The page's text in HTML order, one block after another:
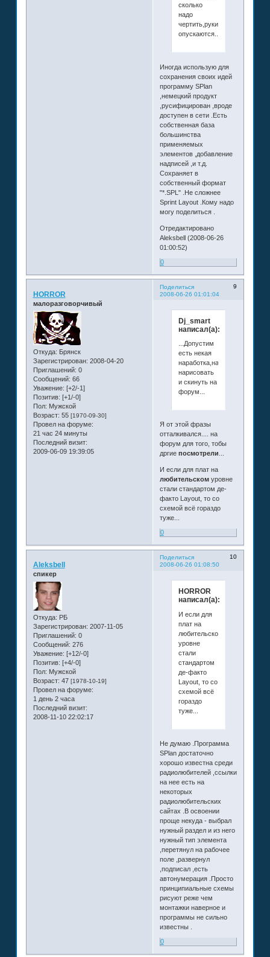
сколько
надо
чертить,руки
опускаются...
Иногда использую для
сохранения своих идей
программу SPlan
,немецкий продукт
,русифицирован ,вроде
доступен в сети .Есть
собственная база
большинства
применяемых
элементов ,добавление
надписей ,и т.д.
Сохраняет в
собственный формат
"*.SPL" .Не сложнее
Sprint Layout .Кому надо
могу поделиться .
Отредактировано
Aleksbell (2008-06-26
01:00:52)
0
Поделиться
9
2008-06-26 01:01:04
HORROR
малоразговорчивый
Откуда: Брянск
Зарегистрирован: 2008-04-20
Приглашений: 0
Сообщений: 66
Уважение: [+2/-1]
Позитив: [+1/-0]
Пол: Мужской
Возраст: 55 [1970-09-30]
Провел на форуме:
21 час 24 минуты
Последний визит:
2009-06-09 19:39:05
Dj_smart
написал(а):
...Допустим
есть некая
наработка,надо
нарисовать
и скинуть на
форум...
Я от этой фразы
отталкивался.... на
форум для того, тобы
дргие посмотрели...
И если для плат на
любительскомуровне
стали стандартом де-
факто Layout, то со
схемой всё гораздо
туже...
0
Поделиться
10
2008-06-26 01:08:50
Aleksbell
спикер
Откуда: РБ
Зарегистрирован: 2007-11-05
Приглашений: 0
Сообщений: 276
Уважение: [+12/-0]
Позитив: [+4/-0]
Пол: Мужской
Возраст: 47 [1978-10-19]
Провел на форуме:
1 день 2 часа
Последний визит:
2008-11-10 22:02:17
HORROR
написал(а):
И если для
плат на
любительском
уровне
стали
стандартом
де-факто
Layout, то со
схемой всё
гораздо
туже...
Не думаю .Программа
SPlan достаточно
хорошо известна среди
радиолюбителей ,ссылки
на нее есть на
некоторых
радиолюбительских
сайтах .В освоении
проще некуда - выбрал
нужный раздел и из него
нужный тип элемента
,перетянул на рабочее
поле ,развернул
,подписал ,есть
автонумерация .Просто
принципиальные схемы
рисуют реже чем
монтажки наверное и
программы не сильно
известны .
0